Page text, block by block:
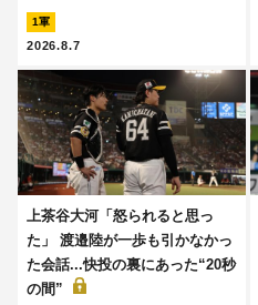
1軍
2026.8.7
上茶谷大河「怒られると思っ
た」 渡邉陸が一歩も引かなかっ
た会話...快投の裏にあった“20秒
の間”